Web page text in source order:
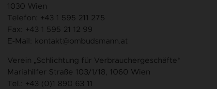
1030 Wien
Telefon: +43 1 595 211 275
Fax: +43 1 595 21 12 99
E-Mail: kontakt@ombudsmann.at
Verein „Schlichtung für Verbrauchergeschäfte“
Mariahilfer Straße 103/1/18, 1060 Wien
Tel.: +43 (0)1 890 63 11